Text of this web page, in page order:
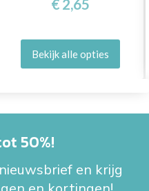
€ 2,65
Bekijk alle opties
50%!
en krijg